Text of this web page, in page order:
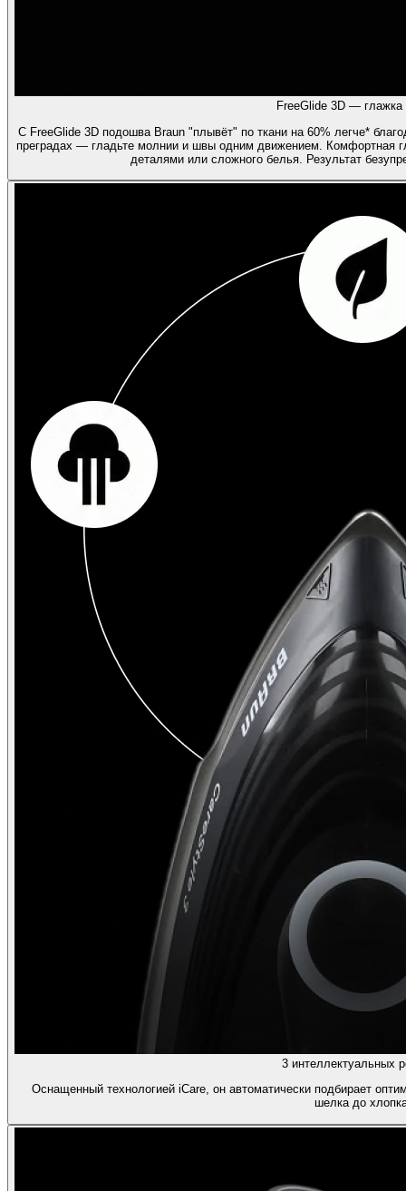
FreeGlide 3D — глажка
С FreeGlide 3D подошва Braun "плывёт" по ткани на 60% легче*
преградах — гладьте молнии и швы одним движением. Комфортная
деталями или сложного белья. Результат
3 интеллектуальных
Оснащенный технологией iCare, он автоматически подбирает
шелка до